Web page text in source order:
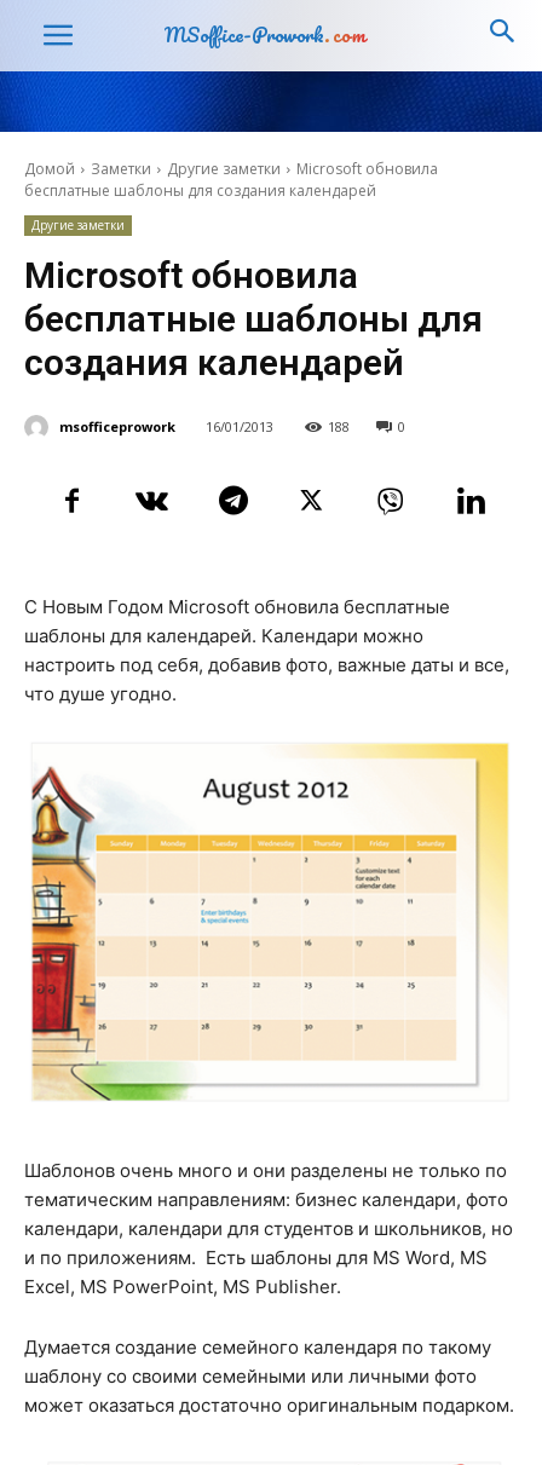
MSoffice-Prowork.com
Домой Заметки Другие заметки
Microsoft обновила
бесплатные шаблоны для создания календарей
Другие заметки
Microsoft обновила
бесплатные шаблоны для
создания календарей
msofficeprowork 16/01/2013 188 0
С Новым Годом Microsoft обновила бесплатные
шаблоны для календарей. Календари можно
настроить под себя, добавив фото, важные даты и все,
что душе угодно.
Шаблонов очень много и они разделены не только по
тематическим направлениям: бизнес календари, фото
календари, календари для студентов и школьников, но
и по приложениям. Есть шаблоны для MS Word, MS
Excel, MS PowerPoint, MS Publisher.
Думается создание семейного календаря по такому
шаблону со своими семейными или личными фото
может оказаться достаточно оригинальным подарком.